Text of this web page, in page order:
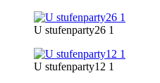
U stufenparty26 1
U stufenparty12 1